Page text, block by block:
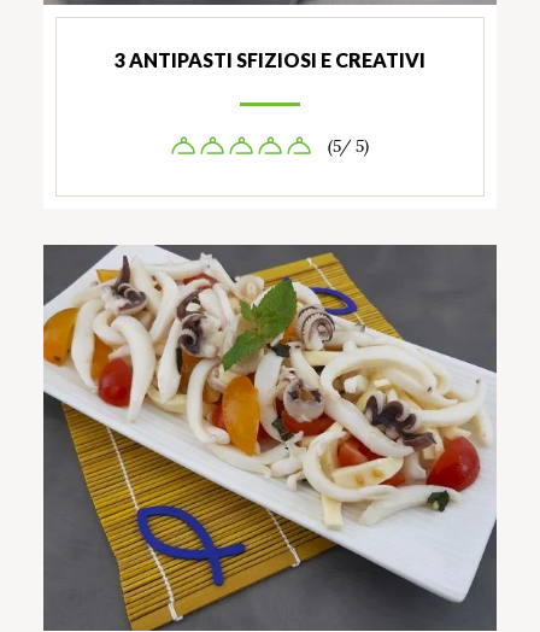
3 ANTIPASTI SFIZIOSI E CREATIVI
(5/ 5)